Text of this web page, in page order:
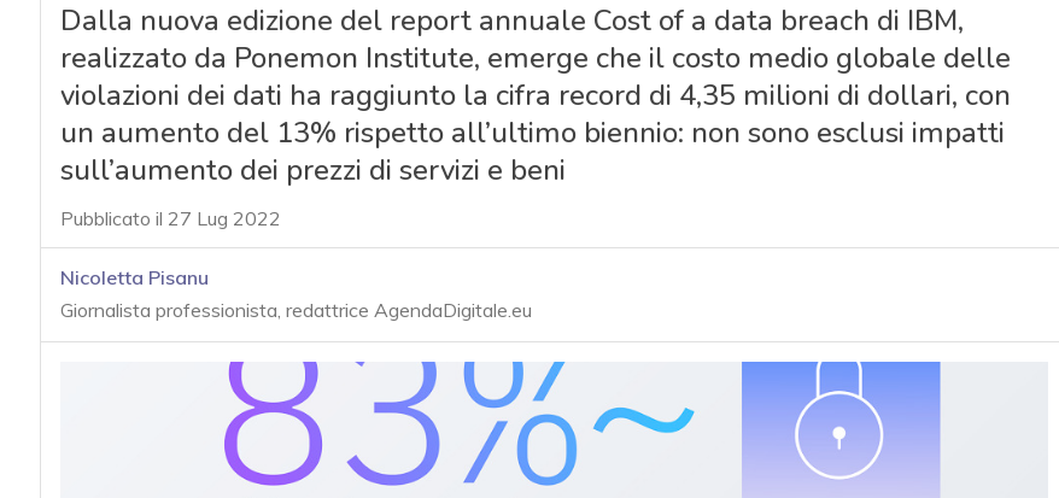
Dalla nuova edizione del report annuale Cost of a data breach di IBM,
realizzato da Ponemon Institute, emerge che il costo medio globale delle
violazioni dei dati ha raggiunto la cifra record di 4,35 milioni di dollari, con
un aumento del 13% rispetto all’ultimo biennio: non sono esclusi impatti
sull’aumento dei prezzi di servizi e beni
Pubblicato il 27 Lug 2022
Nicoletta Pisanu
Giornalista professionista, redattrice AgendaDigitale.eu